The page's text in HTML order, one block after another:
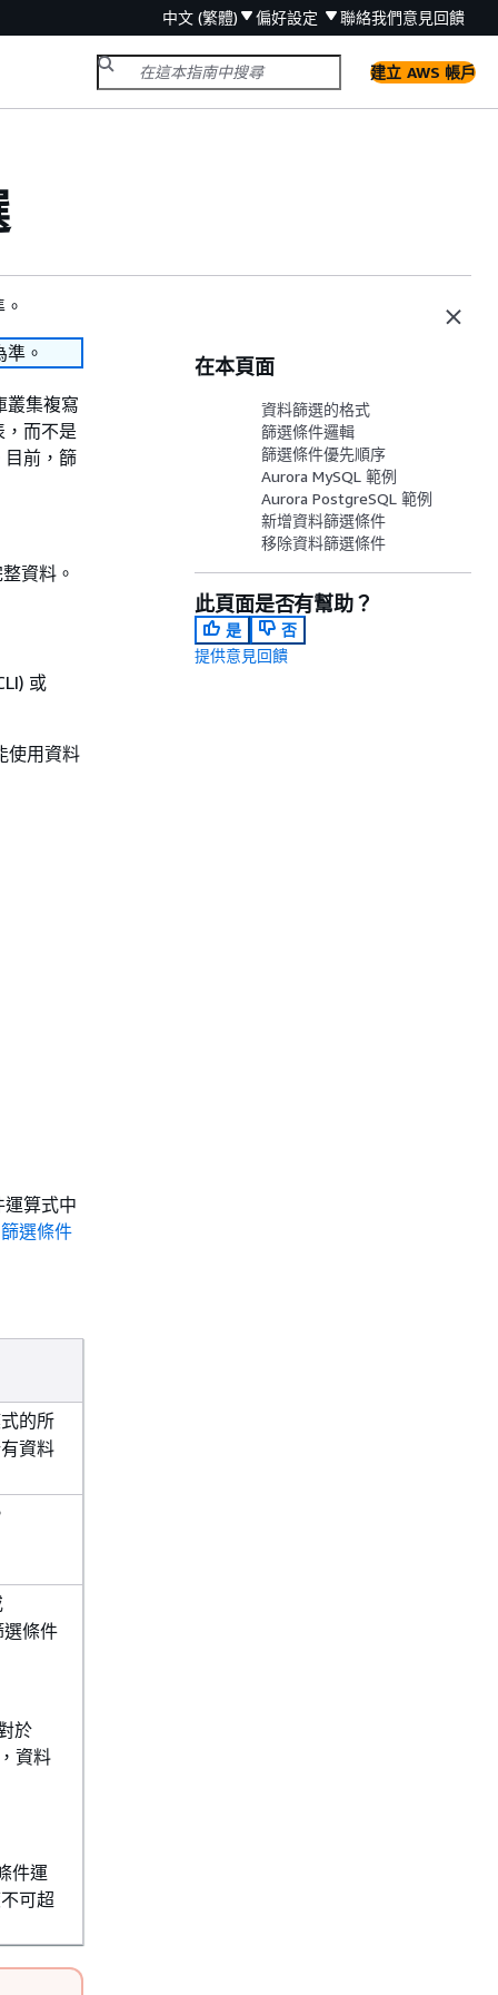
中文 (繁體) 偏好設定 聯絡我們意見回饋
建立 AWS 帳戶
。
叢集複寫
而不是
目前，篩
資料。
或
使用資料
算式中
選條件
的所
資料
條件
於
資料
件運
可超
在本頁面
資料篩選的格式
篩選條件邏輯
篩選條件優先順序
Aurora MySQL 範例
Aurora PostgreSQL 範例
新增資料篩選條件
移除資料篩選條件
此頁面是否有幫助？
是
否
提供意見回饋